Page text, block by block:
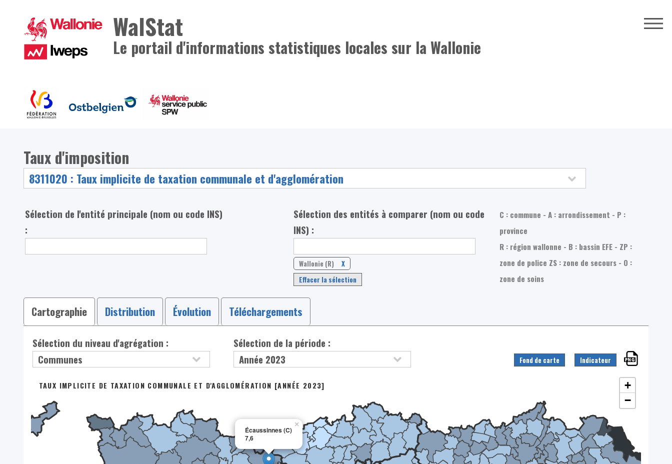
WalStat
Le portail d'informations statistiques locales sur la Wallonie
Taux d'imposition
Sélection de l'entité principale (nom ou code INS)
:
Sélection des entités à comparer (nom ou code
INS) :
Wallonie (R)
X
Effacer la sélection
C : commune - A : arrondissement - P :
province
R : région wallonne - B : bassin EFE - ZP :
zone de police ZS : zone de secours - O :
zone de soins
Cartographie Distribution Évolution Téléchargements
Sélection du niveau d'agrégation : Sélection de la période :
Fond de carte Indicateur
Écaussinnes (C)
7,6
×
TAUX IMPLICITE DE TAXATION COMMUNALE ET D'AGGLOMÉRATION [ANNÉE 2023]
+
−